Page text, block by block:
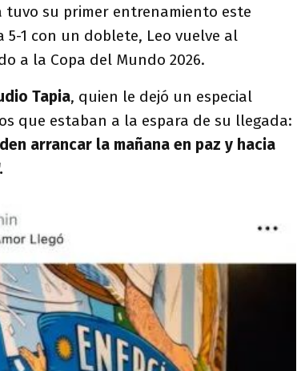
tuvo su primer entrenamiento este
1 con un doblete, Leo vuelve al
a la Copa del Mundo 2026.
Tapia, quien le dejó un especial
que estaban a la espara de su llegada:
arrancar la mañana en paz y hacia